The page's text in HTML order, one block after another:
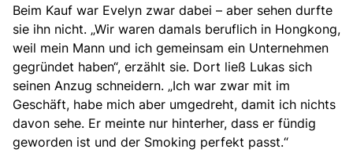
Beim Kauf war Evelyn zwar dabei – aber sehen durfte
sie ihn nicht. „Wir waren damals beruflich in Hongkong,
weil mein Mann und ich gemeinsam ein Unternehmen
gegründet haben“, erzählt sie. Dort ließ Lukas sich
seinen Anzug schneidern. „Ich war zwar mit im
Geschäft, habe mich aber umgedreht, damit ich nichts
davon sehe. Er meinte nur hinterher, dass er fündig
geworden ist und der Smoking perfekt passt.“